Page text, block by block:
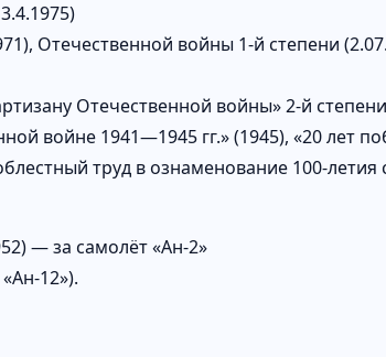
Отечественной войны 1-й степени
Отечественной войны» 2-й степени
войне 1941—1945 гг.» (1945), «20 лет
труд в ознаменование 100-
— за самолёт «Ан-2»
12»).